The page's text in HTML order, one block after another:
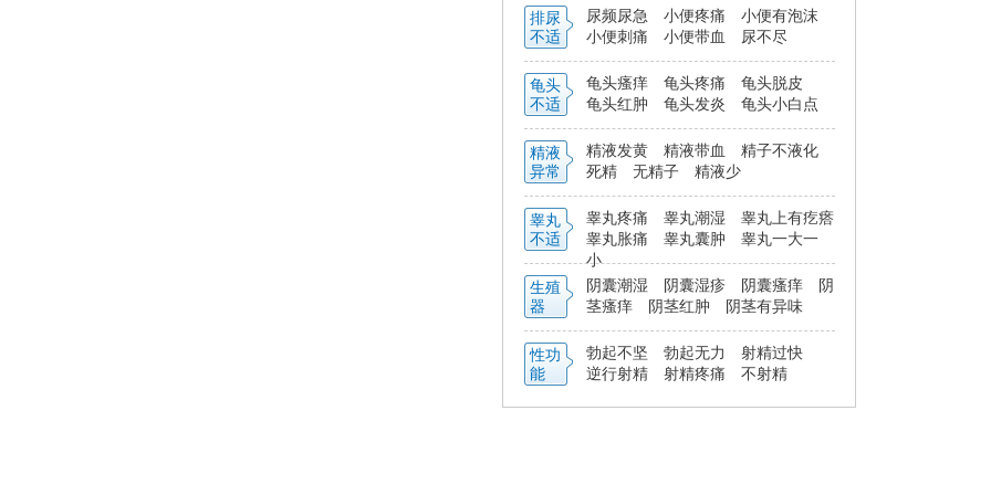
排尿
不适
尿频尿急 小便疼痛
小便有泡沫
小便刺痛
小便带血 尿不尽
龟头
不适
龟头瘙痒 龟头疼痛
龟头脱皮
龟头红肿
龟头发炎 龟头小白点
精液
异常
精液发黄 精液带血
精子不液化
死精
无精子 精液少
睾丸
不适
睾丸疼痛 睾丸潮湿
睾丸上有疙瘩
睾丸胀痛
睾丸囊肿
睾丸一大一
小
生殖
器
阴囊潮湿 阴囊湿疹 阴囊瘙痒
阴
茎瘙痒
阴茎红肿 阴茎有异味
性功
能
勃起不坚 勃起无力
射精过快
逆行射精
射精疼痛 不射精